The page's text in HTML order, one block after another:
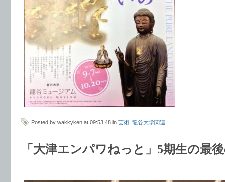
Posted by wakkyken at 09:53:48 in 芸術 龍谷大学関連
「大津エンパワねっと」5期生の最